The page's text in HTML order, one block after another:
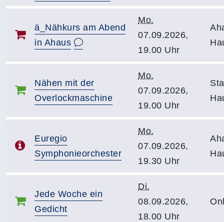
ä_Nähkurs am Abend
in Ahaus
Mo.
07.09.2026,
19.00 Uhr
Nähen mit der
Overlockmaschine
Mo.
07.09.2026,
19.00 Uhr
Euregio
Symphonieorchester
Mo.
07.09.2026,
19.30 Uhr
Jede Woche ein
Gedicht
Di.
08.09.2026,
18.00 Uhr